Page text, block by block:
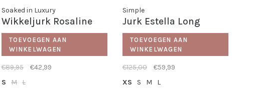
Soaked in Luxury
Wikkeljurk Rosaline
TOEVOEGEN AAN
WINKELWAGEN
€89,95
€42,99
S
M L
Simple
Jurk Estella Long
TOEVOEGEN AAN
WINKELWAGEN
€125,00
€59,99
XS
S M L